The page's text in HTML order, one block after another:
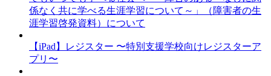
係なく共に学べる生涯学習について～」（障害者の生
涯学習啓発資料）について
【iPad】レジスター 〜特別支援学校向けレジスターア
プリ〜